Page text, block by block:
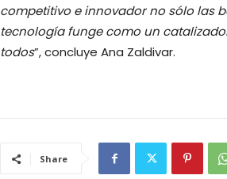
competitivo e innovador no sólo las
tecnología funge como un
todos”, concluye Ana Zaldivar.
Share